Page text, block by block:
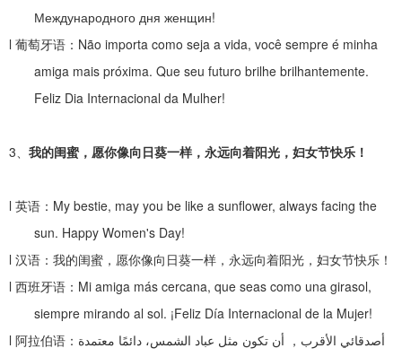
Международного дня женщин!
l 葡萄牙语： Não importa como seja a vida, você sempre é minha
amiga mais próxima. Que seu futuro brilhe brilhantemente.
Feliz Dia Internacional da Mulher!
3、 我的闺蜜，愿你像向日葵一样，永远向着阳光，妇女节快乐！
l 英语： My bestie, may you be like a sunflower, always facing the
sun. Happy Women's Day!
l 汉语：我的闺蜜，愿你像向日葵一样，永远向着阳光，妇女节快乐！
l 西班牙语： Mi amiga más cercana, que seas como una girasol,
siempre mirando al sol. ¡Feliz Día Internacional de la Mujer!
l 阿拉伯语： أصدقائي الأقرب ， أن تكون مثل عباد الشمس، دائمًا معتمدة